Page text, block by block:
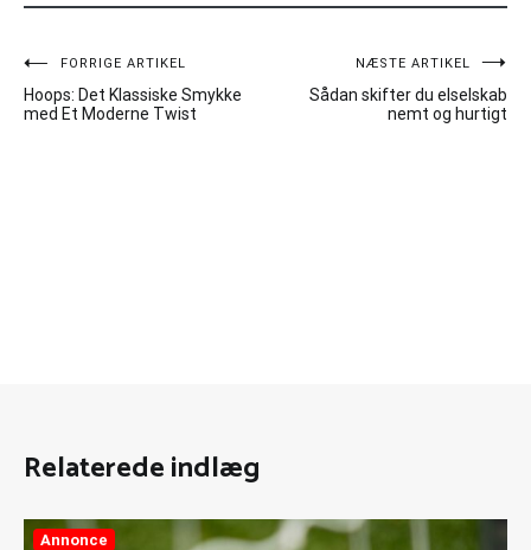
Indlægsnavigation
FORRIGE ARTIKEL
Hoops: Det Klassiske Smykke
med Et Moderne Twist
NÆSTE ARTIKEL
Sådan skifter du elselskab
nemt og hurtigt
Relaterede indlæg
Annonce